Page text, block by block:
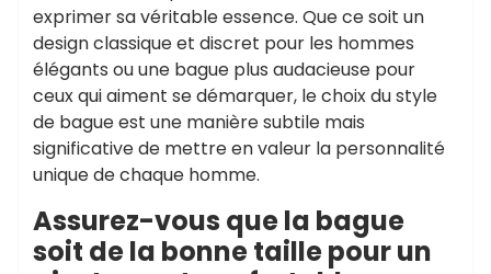
exprimer sa véritable essence. Que ce soit un
design classique et discret pour les hommes
élégants ou une bague plus audacieuse pour
ceux qui aiment se démarquer, le choix du style
de bague est une manière subtile mais
significative de mettre en valeur la personnalité
unique de chaque homme.
Assurez-vous que la bague
soit de la bonne taille pour un